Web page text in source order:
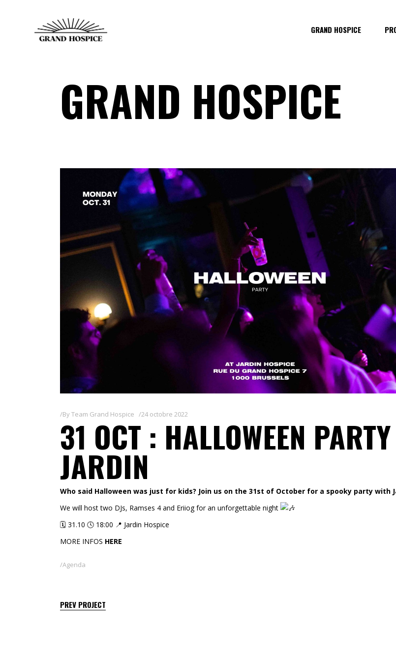
GRAND HOSPICE
GRAND HOSPICE
ByTeam Grand Hospice 24 octobre 2022
31 OCT : HALLOWEEN
JARDIN
Who said Halloween was just for kids? Join us on the 31st of October for a spooky party with
We will host two DJs, Ramses 4 and Eriiog for an unforgettable night
🗓️ 31.10 🕓 18:00 📍 Jardin Hospice
MORE INFOS HERE
Agenda
PREV PROJECT